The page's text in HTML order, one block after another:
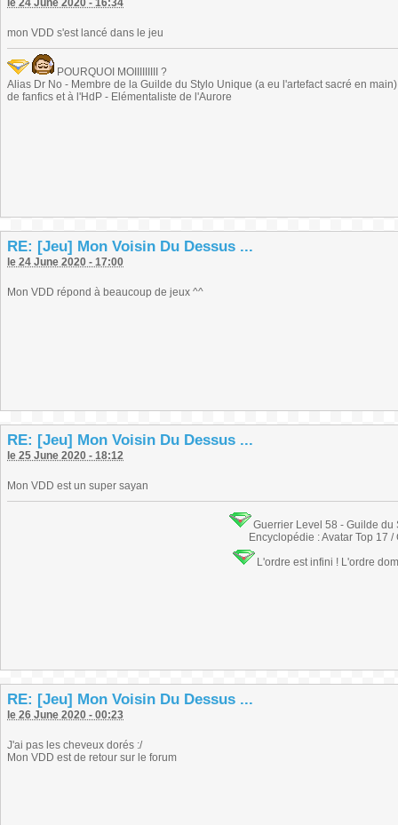
le 24 June 2020 - 16:34
mon VDD s'est lancé dans le jeu
POURQUOI MOIIIIIIIII ?
Alias Dr No - Membre de la Guilde du Stylo Unique (a eu l'artefact sacré en
de fanfics et à l'HdP - Elémentaliste de l'Aurore
RE: [Jeu] Mon Voisin Du Dessus ...
le 24 June 2020 - 17:00
Mon VDD répond à beaucoup de jeux ^^
RE: [Jeu] Mon Voisin Du Dessus ...
le 25 June 2020 - 18:12
Mon VDD est un super sayan
Guerrier Level 58 - Guilde
Encyclopédie : Avatar Top 17 /
L'ordre est infini ! L'ordre
RE: [Jeu] Mon Voisin Du Dessus ...
le 26 June 2020 - 00:23
J'ai pas les cheveux dorés :/
Mon VDD est de retour sur le forum